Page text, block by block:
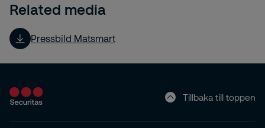
Related media
Pressbild Matsmart
Tillbaka till toppen